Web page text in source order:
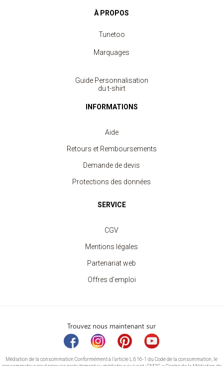
À PROPOS
Tunetoo
Marquages
Guide Personnalisation
du t-shirt
INFORMATIONS
Aide
Retours et Remboursements
Demande de devis
Protections des données
SERVICE
CGV
Mentions légales
Partenariat web
Offres d'emploi
Trouvez nous maintenant sur
Médiation de la consommation Conformément à l’article L.616-1 du Code de la consommation, le